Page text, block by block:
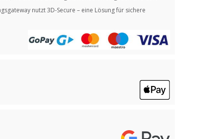
nutzt 3D-Secure – eine Lösung für sichere